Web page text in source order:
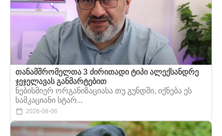
თანამშრომელთა 3 ძირითადი ტიპი ალექსანდრე
ჯეჯელავას განმარტებით
ნებისმიერ ორგანიზაციასა თუ გუნდში, იქნება ეს
სამკაციანი სტარ...
2026-08-06